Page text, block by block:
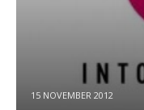
15 NOVEMBER 2012